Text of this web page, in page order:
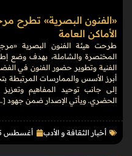
«الفنون البصرية» تطرح
الأماكن العامة
طرحت هيئة الفنون البصرية
المختصرة والشاملة، بهدف وضع
الفنية وتطوير حضور الفنون في
أبرز الأسس والممارسات المرتبطة
إلى جانب توحيد المفاهيم وتعزيز
الحضري. ويأتي الإصدار ضمن جهود
أخبار الثقافة و الأدب أغسطس 5, 2026